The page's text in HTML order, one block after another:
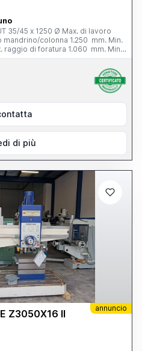
35/45 x 1250 Ø Max. di lavoro
colonna 1.250 mm. Min.
di foratura 1.060 mm. Min.
475 mm. Max. distanza naso
mandrino - CM 4; 45 mm. Corsa
30 - 2.650 g/min. Potenza
280 mm. Peso totale 2.500
di più
annuncio
Z3050X16 II